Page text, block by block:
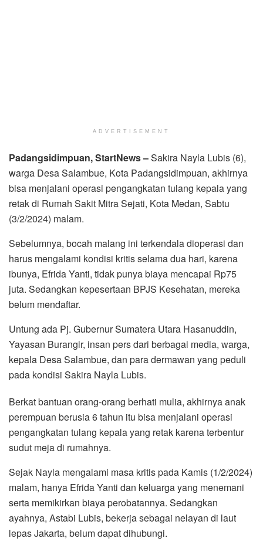
ADVERTISEMENT
Padangsidimpuan, StartNews –Sakira Nayla Lubis (6),
warga Desa Salambue, Kota Padangsidimpuan, akhirnya
bisa menjalani operasi pengangkatan tulang kepala yang
retak di Rumah Sakit Mitra Sejati, Kota Medan, Sabtu
(3/2/2024) malam.
Sebelumnya, bocah malang ini terkendala dioperasi dan
harus mengalami kondisi kritis selama dua hari, karena
ibunya, Efrida Yanti, tidak punya biaya mencapai Rp75
juta. Sedangkan kepesertaan BPJS Kesehatan, mereka
belum mendaftar.
Untung ada Pj. Gubernur Sumatera Utara Hasanuddin,
Yayasan Burangir, insan pers dari berbagai media, warga,
kepala Desa Salambue, dan para dermawan yang peduli
pada kondisi Sakira Nayla Lubis.
Berkat bantuan orang-orang berhati mulia, akhirnya anak
perempuan berusia 6 tahun itu bisa menjalani operasi
pengangkatan tulang kepala yang retak karena terbentur
sudut meja di rumahnya.
Sejak Nayla mengalami masa kritis pada Kamis (1/2/2024)
malam, hanya Efrida Yanti dan keluarga yang menemani
serta memikirkan biaya perobatannya. Sedangkan
ayahnya, Astabi Lubis, bekerja sebagai nelayan di laut
lepas Jakarta, belum dapat dihubungi.